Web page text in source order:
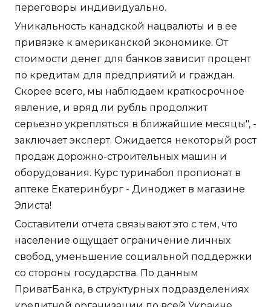
переговоры индивидуально.
Уникальность канадской нацвалюты и в ее
привязке к американской экономике. От
стоимости денег для банков зависит процент
по кредитам для предприятий и граждан.
Скорее всего, мы наблюдаем краткосрочное
явление, и вряд ли рубль продолжит
серьезно укрепляться в ближайшие месяцы", -
заключает эксперт. Ожидается некоторый рост
продаж дорожно-строительных машин и
оборудования. Курс туринабол пропионат в
аптеке Екатеринбург - Диноджет в магазине
Элиста!
Составители отчета связывают это с тем, что
население ощущает ограничение личных
свобод, уменьшение социальной поддержки
со стороны государства. По данным
ПриватБанка, в структурных подразделениях